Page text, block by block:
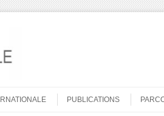
PUBLICATIONS